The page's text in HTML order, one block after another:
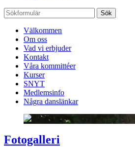
Sök
Välkommen
Om oss
Vad vi erbjuder
Kontakt
Våra kommittéer
Kurser
SNYT
Medlemsinfo
Några danslänkar
Fotogalleri